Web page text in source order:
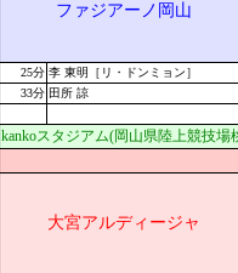
ファジアーノ岡山
25分 李 東明［リ・ドンミョン］
33分 田所 諒
kankoスタジアム(岡山県陸上競技場
大宮アルディージャ